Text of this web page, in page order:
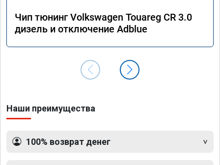
Чип тюнинг Volkswagen Touareg CR 3.0
дизель и отключение Adblue
Наши преимущества
100% возврат денег